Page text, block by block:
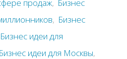
продаж, Бизнес
, Бизнес
Бизнес идеи для
Бизнес идеи для Москвы,